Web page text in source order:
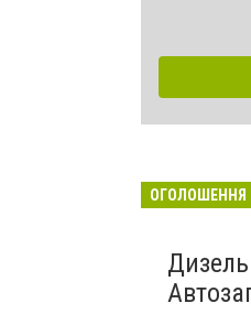
ОГОЛОШЕННЯ